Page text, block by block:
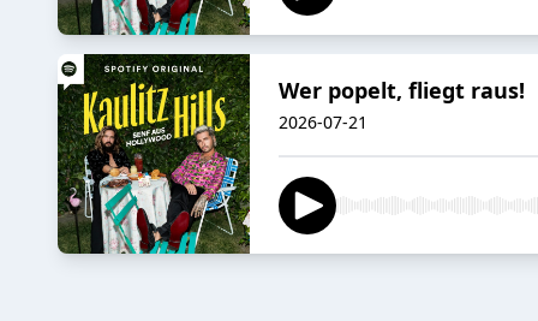
Wer popelt, fliegt raus!
2026-07-21